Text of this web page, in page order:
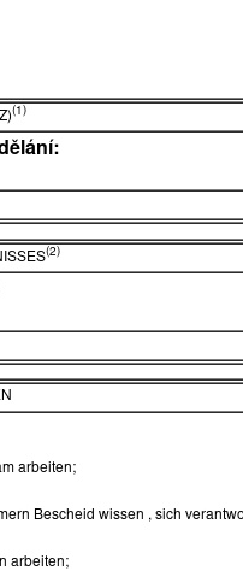
(1)
(2)
arbeiten;
Bescheid wissen , sich
arbeiten;